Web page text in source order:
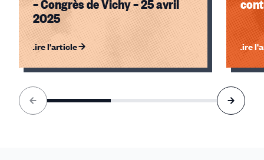
– Congrès de Vichy – 25 avril
2025
Lire l'article Lire